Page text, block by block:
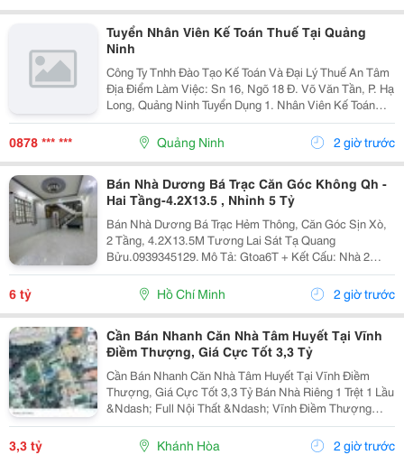
Tuyển Nhân Viên Kế Toán Thuế Tại Quảng
Ninh
Công Ty Tnhh Đào Tạo Kế Toán Và Đại Lý Thuế An Tâm
Địa Điểm Làm Việc: Sn 16, Ngõ 18 Đ. Võ Văn Tần, P. Hạ
Long, Quảng Ninh Tuyển Dụng 1. Nhân Viên Kế Toán
Thuế : 05 Mô Tả Công Việc: &Bull; Thực Hiện Các Công
Việc Liên Quan Đến Kế Toán Thuế...
0878 *** *** Quảng Ninh 2 giờ trước
Bán Nhà Dương Bá Trạc Căn Góc Không Qh -
Hai Tầng-4.2X13.5 , Nhỉnh 5 Tỷ
Bán Nhà Dương Bá Trạc Hẻm Thông, Căn Góc Sịn Xò,
2 Tầng, 4.2X13.5M Tương Lai Sát Tạ Quang
Bửu.0939345129. Mô Tả: Gtoa6T + Kết Cấu: Nhà 2
Tầng Btct Kiên Cố, 2 Phòng. + Vị Trí: Ngay Dương Bá
Trạc Thông Tạ Quang Bửu, Âu Dương Lân, Nguyễn Thị
Tần, Dạ...
6 tỷ Hồ Chí Minh 2 giờ trước
Cần Bán Nhanh Căn Nhà Tâm Huyết Tại Vĩnh
Điềm Thượng, Giá Cực Tốt 3,3 Tỷ
Cần Bán Nhanh Căn Nhà Tâm Huyết Tại Vĩnh Điềm
Thượng, Giá Cực Tốt 3,3 Tỷ Bán Nhà Riêng 1 Trệt 1 Lầu
&Ndash; Full Nội Thất &Ndash; Vĩnh Điềm Thượng
&Ndash; Gần 23/10 Vị Trí: Thôn Vĩnh Điềm Thượng,
Cách Đường 23/10 Chỉ 50M Hẻm Thông Thoáng, Kết...
3,3 tỷ Khánh Hòa 2 giờ trước